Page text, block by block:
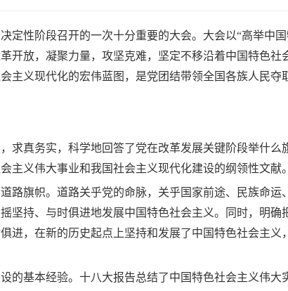
定性阶段召开的一次十分重要的大会。大会以“高举中
开放，凝聚力量，攻坚克难，坚定不移沿着中国特色
主义现代化的宏伟蓝图，是党团结带领全国各族人民夺
求真务实，科学地回答了党在改革发展关键阶段举什
主义伟大事业和我国社会主义现代化建设的纲领性文献
路旗帜。道路关乎党的命脉，关乎国家前途、民族命
坚持、与时俱进地发展中国特色社会主义。同时，明
进，在新的历史起点上坚持和发展了中国特色社会主
的基本经验。十八大报告总结了中国特色社会主义伟